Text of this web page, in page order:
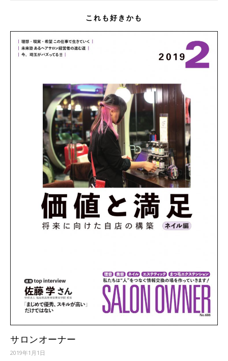
これも好きかも
サロンオーナー
2019年1月1日